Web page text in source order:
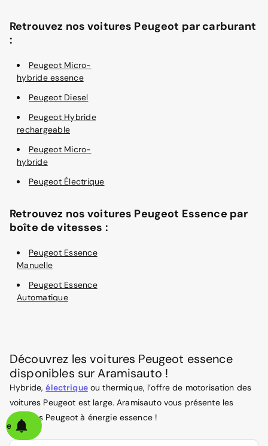
Retrouvez nos voitures Peugeot par carburant
:
Peugeot Micro-
hybride essence
Peugeot Diesel
Peugeot Hybride
rechargeable
Peugeot Micro-
hybride
Peugeot Électrique
Retrouvez nos voitures Peugeot Essence par
boîte de vitesses :
Peugeot Essence
Manuelle
Peugeot Essence
Automatique
Découvrez les voitures Peugeot essence
disponibles sur Aramisauto !
Hybride,électriqueou thermique, l’offre de motorisation des
voitures Peugeot est large. Aramisauto vous présente les
modèles Peugeot à énergie essence !